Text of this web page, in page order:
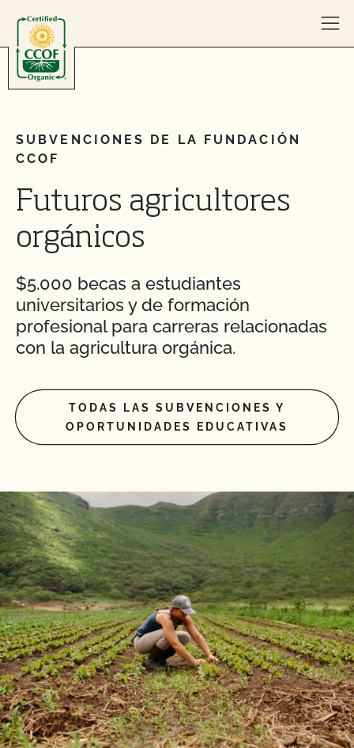
SUBVENCIONES DE LA FUNDACIÓN
CCOF
Futuros agricultores
orgánicos
$5.000 becas a estudiantes
universitarios y de formación
profesional para carreras relacionadas
con la agricultura orgánica.
TODAS LAS SUBVENCIONES Y
OPORTUNIDADES EDUCATIVAS